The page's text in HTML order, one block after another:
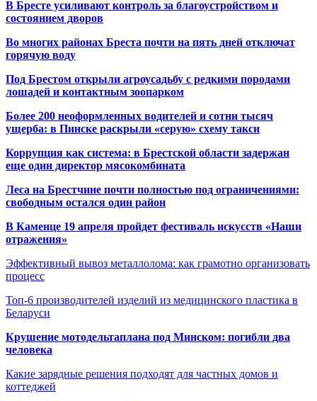
В Бресте усиливают контроль за благоустройством и
состоянием дворов
Во многих районах Бреста почти на пять дней отключат
горячую воду
Под Брестом открыли агроусадьбу с редкими породами
лошадей и контактным зоопарком
Более 200 неоформленных водителей и сотни тысяч
ущерба: в Пинске раскрыли «серую» схему такси
Коррупция как система: в Брестской области задержан
еще один директор мясокомбината
Леса на Брестчине почти полностью под ограничениями:
свободным остался один район
В Каменце 19 апреля пройдет фестиваль искусств «Наши
отражения»
Эффективный вывоз металлолома: как грамотно организовать
процесс
Топ-6 производителей изделий из медицинского пластика в
Беларуси
Крушение мотодельтаплана под Минском: погибли два
человека
Какие зарядные решения подходят для частных домов и
коттеджей